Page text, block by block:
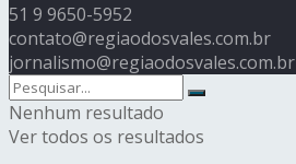
51 9 9650-5952
contato@regiaodosvales.com.br
jornalismo@regiaodosvales.com.br
Nenhum resultado
Ver todos os resultados